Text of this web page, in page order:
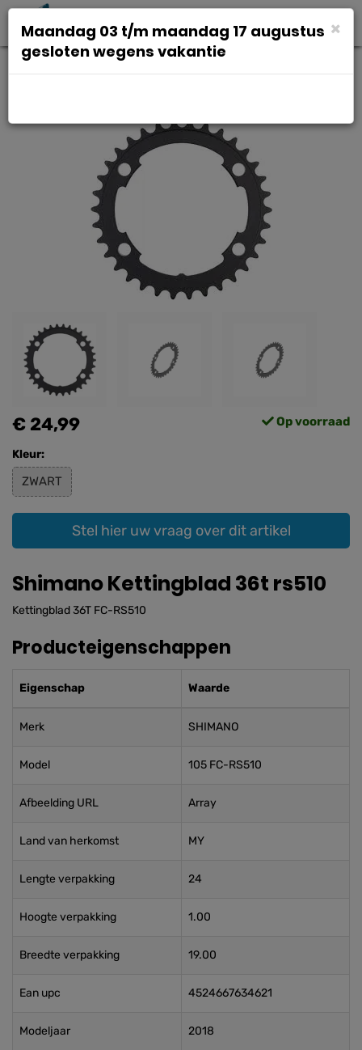
€ 24,99 Op voorraad
Kleur:
ZWART
Stel hier uw vraag over dit artikel
Shimano Kettingblad 36t rs510
Kettingblad 36T FC-RS510
Producteigenschappen
Eigenschap Waarde
Merk SHIMANO
Model 105 FC-RS510
Afbeelding URL Array
Land van herkomst MY
Lengte verpakking 24
Hoogte verpakking 1.00
Breedte verpakking 19.00
Ean upc 4524667634621
Modeljaar 2018
×
Maandag 03 t/m maandag 17 augustus
gesloten wegens vakantie